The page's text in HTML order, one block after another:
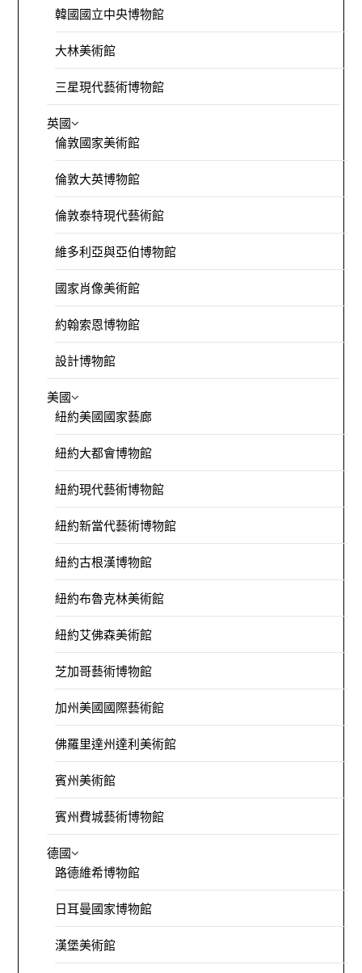
韓國國立中央博物館
大林美術館
三星現代藝術博物館
英國
倫敦國家美術館
倫敦大英博物館
倫敦泰特現代藝術館
維多利亞與亞伯博物館
國家肖像美術館
約翰索恩博物館
設計博物館
美國
紐約美國國家藝廊
紐約大都會博物館
紐約現代藝術博物館
紐約新當代藝術博物館
紐約古根漢博物館
紐約布魯克林美術館
紐約艾佛森美術館
芝加哥藝術博物館
加州美國國際藝術館
佛羅里達州達利美術館
賓州美術館
賓州費城藝術博物館
德國
路德維希博物館
日耳曼國家博物館
漢堡美術館